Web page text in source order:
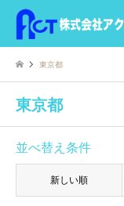
東京都
東京都
並べ替え条件
新しい順